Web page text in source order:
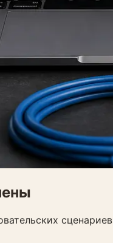
сценариев